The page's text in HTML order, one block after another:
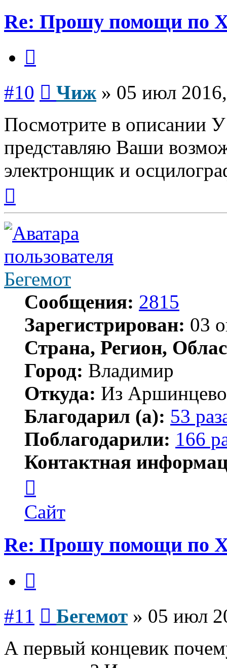
Re: Прошу помощи по
#10 Чиж » 05 июл
Посмотрите в описании
представляю Ваши
электронщик и
началу
Бегемот
Сообщения: 2815
Зарегистрирован: 03
Страна, Регион,
Город: Владимир
Откуда: Из
Благодарил (а): 53
Поблагодарили: 166
Контактная
пользователя
Бегемот
Сайт
Re: Прошу помощи по
#11 Бегемот » 05 июл
А первый концевик